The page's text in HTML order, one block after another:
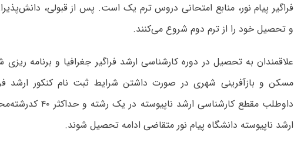
فراگیر پیام نور، منابع امتحانی دروس ترم یک است. پس از قبولی،
و تحصیل خود را از ترم دوم شروع می‌کنند.
علاقمندان به تحصیل در دوره کارشناسی ارشد فراگیر جغرافیا و برنامه
مسکن و بازآفرینی شهری در صورت داشتن شرایط ثبت نام کنکور ارشد
داوطلب مقطع کارشناسی
ارشد ناپیوسته دانشگاه پیام نور متقاضی ادامه تحصیل شوند.